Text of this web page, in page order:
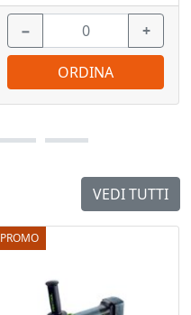
VEDI TUTTI
PROMO
− +
ORDINA